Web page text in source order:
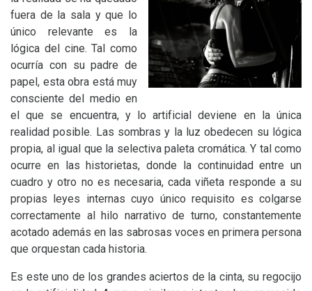
fuera de la sala y que lo
único relevante es la
lógica del cine. Tal como
ocurría con su padre de
papel, esta obra está muy
consciente del medio en
el que se encuentra, y lo artificial deviene en la única
realidad posible. Las sombras y la luz obedecen su lógica
propia, al igual que la selectiva paleta cromática. Y tal como
ocurre en las historietas, donde la continuidad entre un
cuadro y otro no es necesaria, cada viñeta responde a su
propias leyes internas cuyo único requisito es colgarse
correctamente al hilo narrativo de turno, constantemente
acotado además en las sabrosas voces en primera persona
que orquestan cada historia.
Es este uno de los grandes aciertos de la cinta, su regocijo